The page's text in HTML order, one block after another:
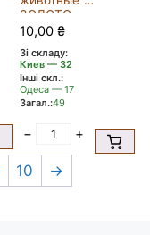
ЗОЛОТО
10,00 ₴
Зі складу:
Киев — 32
Інші скл.:
Одеса — 17
Загал.:49
− +
10 →